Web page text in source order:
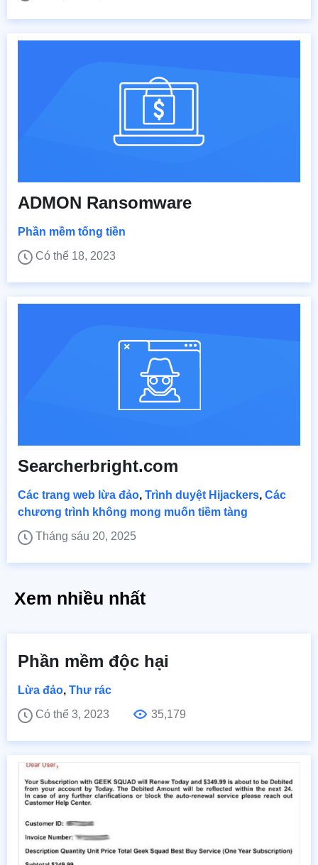
ADMON Ransomware
Phần mềm tống tiền
Có thể 18, 2023
Searcherbright.com
Các trang web lừa đảo, Trình duyệt Hijackers, Các
chương trình không mong muốn tiềm tàng
Tháng sáu 20, 2025
Xem nhiều nhất
Phần mềm độc hại
Lừa đảo, Thư rác
Có thể 3, 2023
35,179